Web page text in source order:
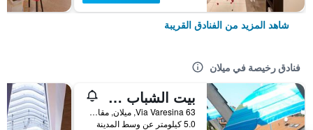
شاهد المزيد من الفنادق القريبة
فنادق رخيصة في ميلان
بيت الشباب ستار
Via Varesina 63, ميلان, مقاطعة ميلانو, إيطاليا
5.0 كيلومتر عن وسط المدينة